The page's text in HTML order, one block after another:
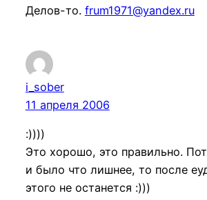
Делов-то. frum1971@yandex.ru
i_sober
11 апреля 2006
:))))
Это хорошо, это правильно.
и было что лишнее, то после
этого не останется :)))